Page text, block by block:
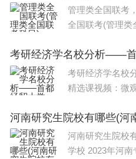
学的研究生报考
管理类全国联考
全国联考(管理类
考研经济学名校分析——
考研经济学名校
精选课视频：微
程视频：北京大
频：中国人民大
河南研究生院校有哪些(河
河南研究生院校
学校 2023年河